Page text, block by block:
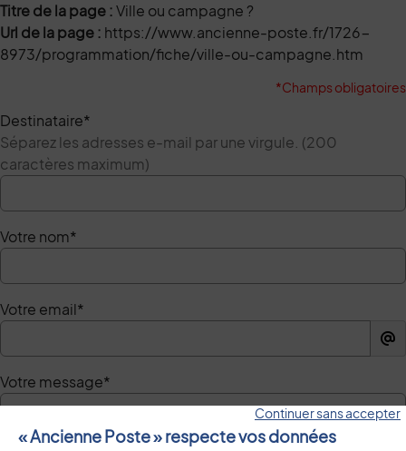
Titre de la page :Ville ou campagne ?
Url de la page : https://www.ancienne-poste.fr/1726-
8973/programmation/fiche/ville-ou-campagne.htm
*Champs obligatoires
Destinataire*
Séparez les adresses e-mail par une virgule. (200
caractères maximum)
Votre nom*
Votre email*
Votre message*
Continuer sans accepter
« Ancienne Poste » respecte vos données